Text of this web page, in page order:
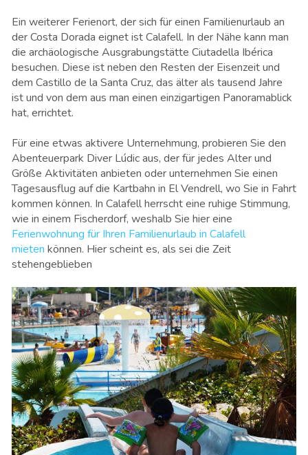
Ein weiterer Ferienort, der sich für einen Familienurlaub an
der Costa Dorada eignet ist Calafell. In der Nähe kann man
die archäologische Ausgrabungstätte Ciutadella Ibérica
besuchen. Diese ist neben den Resten der Eisenzeit und
dem Castillo de la Santa Cruz, das älter als tausend Jahre
ist und von dem aus man einen einzigartigen Panoramablick
hat, errichtet.
Für eine etwas aktivere Unternehmung, probieren Sie den
Abenteuerpark Diver Lúdic aus, der für jedes Alter und
Größe Aktivitäten anbieten oder unternehmen Sie einen
Tagesausflug auf die Kartbahn in El Vendrell, wo Sie in Fahrt
kommen können. In Calafell herrscht eine ruhige Stimmung,
wie in einem Fischerdorf, weshalb Sie hier eine
Ferienwohnung für Ihren Familienurlaub in Calafell
mieten können. Hier scheint es, als sei die Zeit
stehengeblieben